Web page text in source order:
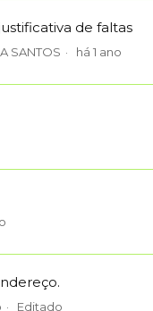
de faltas
SANTOS há 1 ano
Editado